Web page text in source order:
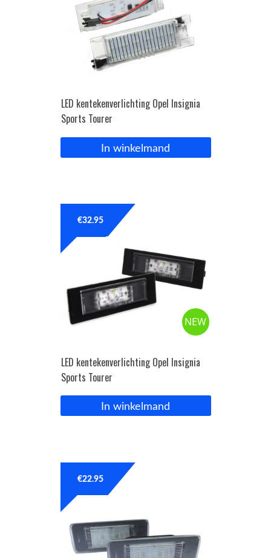
LED kentekenverlichting Opel Insignia
Sports Tourer
In winkelmand
NEW
LED kentekenverlichting Opel Insignia
Sports Tourer
€32.95
In winkelmand
€22.95